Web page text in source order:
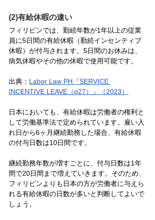
(2)有給休暇の違い
フィリピンでは、勤続年数が1年以上の従業
員に5日間の有給休暇（勤続インセンティブ
休暇）が付与されます。5日間のお休みは、
病気休暇やその他の休暇で使用可能です。
出典： Labor Law PH『SERVICE
INCENTIVE LEAVE（p27）』（2023）
日本においても、有給休暇は労働者の権利と
して労働基準法で定められています。雇い入
れ日から6ヶ月継続勤務した場合、有給休暇
の付与日数は10日間です。
継続勤務年数が増すごとに、付与日数は1年
間で20日間まで増えていきます。そのため、
フィリピンよりも日本の方が労働者に与えら
れる有給休暇の日数が多いと判断してよいで
しょう。